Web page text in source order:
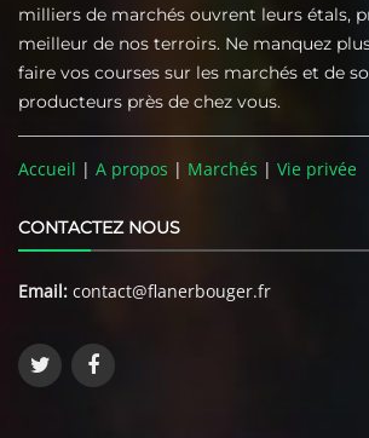
milliers de marchés ouvrent leurs étals,
meilleur de nos terroirs. Ne manquez
faire vos courses sur les marchés et de
producteurs près de chez vous.
Accueil | A propos | Marchés | Vie privée
CONTACTEZ NOUS
Email: contact@flanerbouger.fr